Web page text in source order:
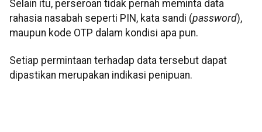
Selain itu, perseroan tidak pernah meminta data
rahasia nasabah seperti PIN, kata sandi (password),
maupun kode OTP dalam kondisi apa pun.
Setiap permintaan terhadap data tersebut dapat
dipastikan merupakan indikasi penipuan.